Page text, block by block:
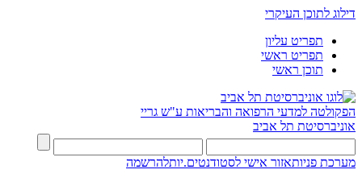
דילוג לתוכן העיקרי
תפריט עליון
תפריט ראשי
תוכן ראשי
הפקולטה למדעי הרפואה והבריאות ע"ש גריי
אוניברסיטת תל אביב
מערכת פניותאזור אישי לסטודנטים.יותלהרשמה